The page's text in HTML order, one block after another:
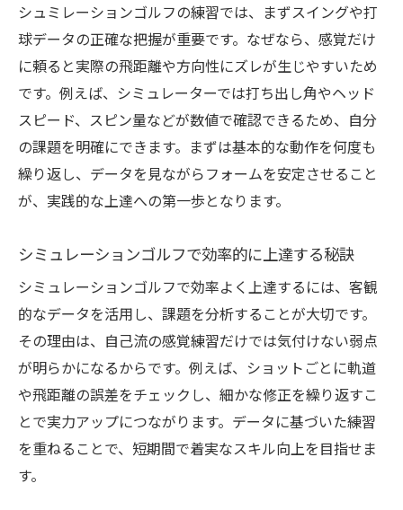
フ
シュミレーションゴルフでスコアが伸びる理由
スコアアップを実感できるシュミレーショ
ンゴルフの魅力
シミュレーションゴルフで実際の課題を克
服する方法
飛距離やスイング分析でスコア向上を目指
スコアに直結するシュミレーションゴルフ
の効果
実際のゴルフとスコアの違いを徹底分析
初心者がスコアを伸ばすシュミレーション
ゴルフ術
自宅でできるシミュレーションゴルフの始め方
自宅で手軽に始めるシュミレーションゴル
フ練習法
シュミレーションゴルフの練習では、まずスイングや打
球データの正確な把握が重要です。なぜなら、感覚だけ
に頼ると実際の飛距離や方向性にズレが生じやすいため
です。例えば、シミュレーターでは打ち出し角やヘッド
スピード、スピン量などが数値で確認できるため、自分
の課題を明確にできます。まずは基本的な動作を何度も
繰り返し、データを見ながらフォームを安定させること
が、実践的な上達への第一歩となります。
シミュレーションゴルフで効率的に上達する秘訣
シミュレーションゴルフで効率よく上達するには、客観
的なデータを活用し、課題を分析することが大切です。
その理由は、自己流の感覚練習だけでは気付けない弱点
が明らかになるからです。例えば、ショットごとに軌道
や飛距離の誤差をチェックし、細かな修正を繰り返すこ
とで実力アップにつながります。データに基づいた練習
を重ねることで、短期間で着実なスキル向上を目指せま
す。